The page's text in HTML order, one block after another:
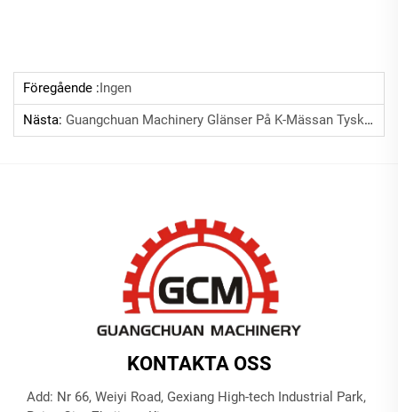
Föregående :Ingen
Nästa: Guangchuan Machinery Glänser På K-Mässan Tyskland Med Smarta Tryck- Och Förpackningslösningar
KONTAKTA OSS
Add: Nr 66, Weiyi Road, Gexiang High-tech Industrial Park,